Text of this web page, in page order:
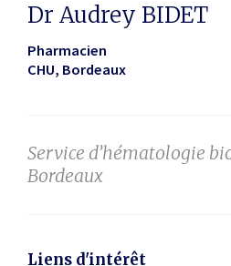
Dr Audrey BIDET
Pharmacien
CHU Bordeaux
Service d’hématologie
Bordeaux
Liens d'intérêt